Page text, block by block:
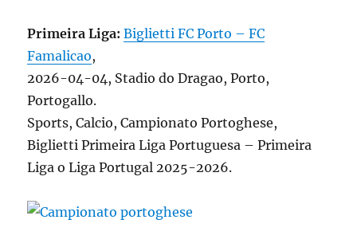
Primeira Liga:Biglietti FC Porto – FC
Famalicao,
2026-04-04, Stadio do Dragao, Porto,
Portogallo.
Sports, Calcio, Campionato Portoghese,
Biglietti Primeira Liga Portuguesa – Primeira
Liga o Liga Portugal 2025-2026.